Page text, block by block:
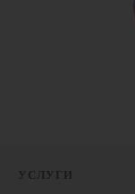
УСЛУГИ